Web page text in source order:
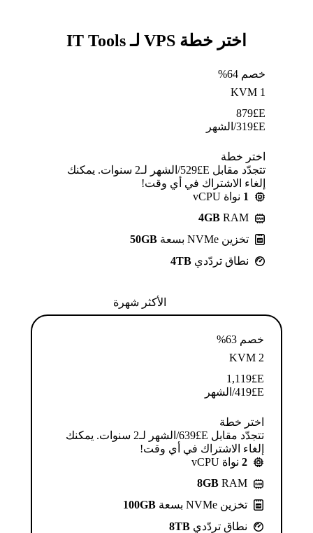
اختر خطة VPS لـ IT Tools
خصم 64%
KVM 1
E£
879
E£
319/الشهر
اختر خطة
تتجدّد مقابل E£⁦529⁩/الشهر لـ2 سنوات. يمكنك
إلغاء الاشتراك في أي وقت!
1 نواة vCPU
4GB RAM
تخزين NVMe بسعة
50GB
نطاق تردّدي 4TB
الأكثر شهرة
خصم 63%
KVM 2
E£
1,119
E£
419/الشهر
اختر خطة
تتجدّد مقابل E£⁦639⁩/الشهر لـ2 سنوات. يمكنك
إلغاء الاشتراك في أي وقت!
2 نواة vCPU
8GB RAM
تخزين NVMe بسعة
100GB
نطاق تردّدي 8TB